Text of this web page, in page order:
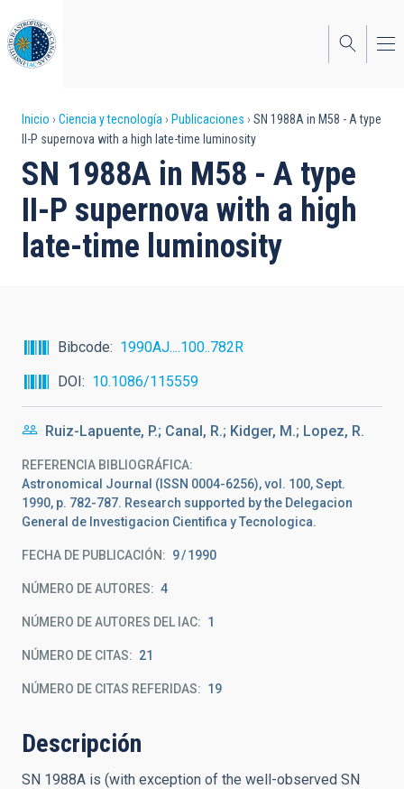
al
contenido
principal
Sobrescribir
enlaces
de
ayuda
a
Inicio Ciencia y tecnología Publicaciones
SN 1988A in M58 - A type
II-P supernova with a high late-time luminosity
SN 1988A in M58 - A type
II-P supernova with a high
late-time luminosity
Bibcode
1990AJ....100..782R
DOI
10.1086/115559
Ruiz-Lapuente, P.; Canal, R.; Kidger, M.; Lopez, R.
REFERENCIA BIBLIOGRÁFICA
Astronomical Journal (ISSN 0004-6256), vol. 100, Sept.
1990, p. 782-787. Research supported by the Delegacion
General de Investigacion Cientifica y Tecnologica.
FECHA DE PUBLICACIÓN: 9 1990
NÚMERO DE AUTORES 4
NÚMERO DE AUTORES DEL IAC 1
NÚMERO DE CITAS 21
NÚMERO DE CITAS REFERIDAS 19
Descripción
SN 1988A is (with exception of the well-observed SN